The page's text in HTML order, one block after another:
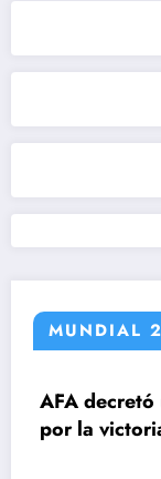
MUNDIAL
una
victoria sobre